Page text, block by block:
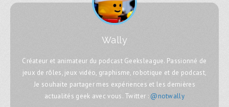
Wally
Créateur et animateur du podcast Geeksleague. Passionné de
jeux de rôles, jeux vidéo, graphisme, robotique et de podcast,
Je souhaite partager mes expériences et les dernières
actualités geek avec vous. Twitter : @notwally